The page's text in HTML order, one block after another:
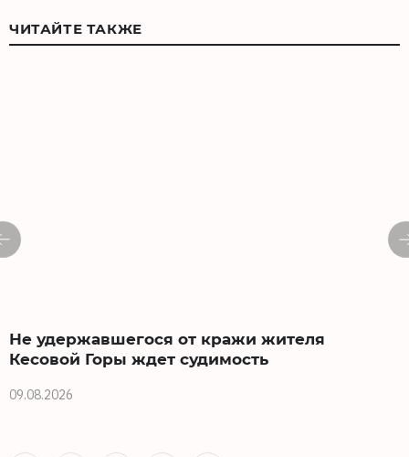
ЧИТАЙТЕ ТАКЖЕ
Не удержавшегося от кражи жителя
Кесовой Горы ждет судимость
09.08.2026